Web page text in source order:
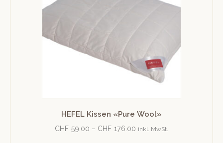
HEFEL Kissen «Pure Wool»
CHF 59.00 – CHF 176.00 inkl. MwSt.